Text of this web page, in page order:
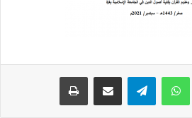
واتساب تيلقرام مشاركة عبر البريد